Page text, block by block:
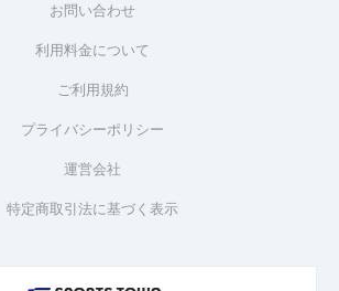
お問い合わせ
利用料金について
ご利用規約
プライバシーポリシー
運営会社
特定商取引法に基づく表示